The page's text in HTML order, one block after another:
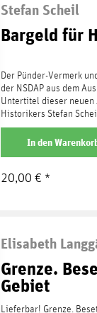
Stefan Scheil
Bargeld für
Der Pünder-Vermerk
der NSDAP aus dem
Untertitel dieser neuen
Historikers Stefan
einer Frage nach, die...
weiterlesen
In den
20,00 € *
Elisabeth
Grenze.
Gebiet
Lieferbar! Grenze.